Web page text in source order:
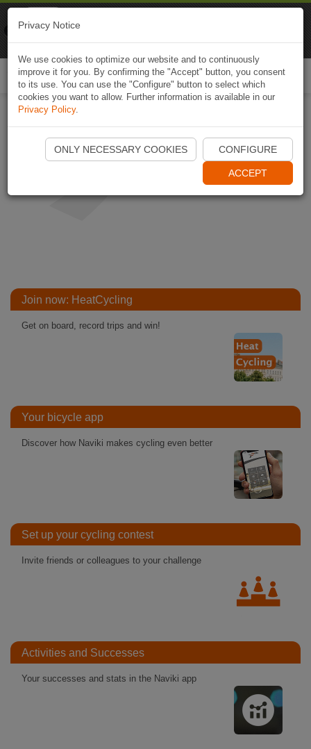
Join now: HeatCycling
Get on board, record trips and win!
Your bicycle app
Discover how Naviki makes cycling even better
Set up your cycling contest
Invite friends or colleagues to your challenge
Activities and Successes
Your successes and stats in the Naviki app
Privacy Notice
We use cookies to optimize our website and to continuously
improve it for you. By confirming the "Accept" button, you consent
to its use. You can use the "Configure" button to select which
cookies you want to allow. Further information is available in our
Privacy Policy.
ONLY NECESSARY COOKIES CONFIGURE
ACCEPT
Naviki